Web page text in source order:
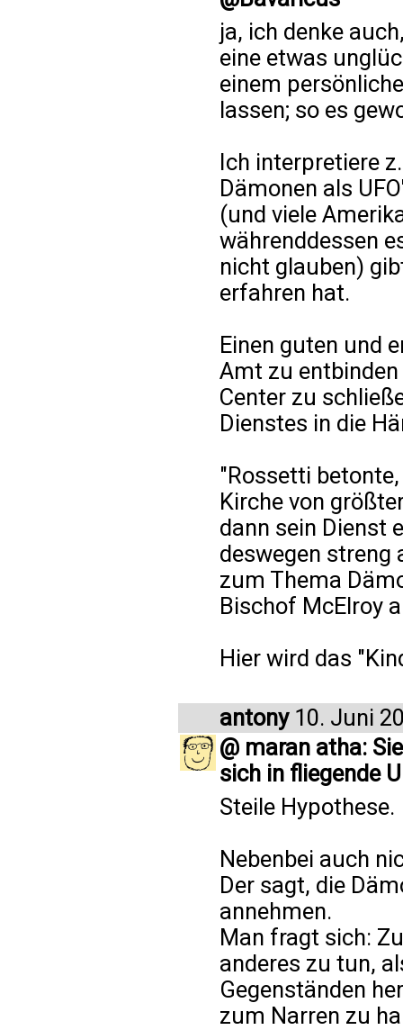
ja, ich denke
eine etwas
einem
lassen; so es
Ich interpretiere
Dämonen als
(und viele
währenddessen
nicht glauben)
erfahren hat.
Einen guten und
Amt zu
Center zu
Dienstes in die
"Rossetti
Kirche von
dann sein Dienst
deswegen streng
zum Thema
Bischof McElroy
Hier wird das
antony10. Juni
@ maran atha:
sich in fliegende
Steile Hypothese.
Nebenbei auch
Der sagt, die
annehmen.
Man fragt sich:
anderes zu tun,
Gegenständen
zum Narren zu